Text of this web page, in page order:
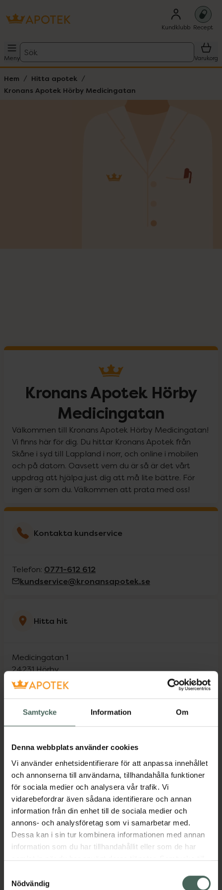
Samtycke Information Om
Denna webbplats använder cookies
Vi använder enhetsidentifierare för att anpassa innehållet
och annonserna till användarna, tillhandahålla funktioner
för sociala medier och analysera vår trafik. Vi
vidarebefordrar även sådana identifierare och annan
information från din enhet till de sociala medier och
annons- och analysföretag som vi samarbetar med.
Dessa kan i sin tur kombinera informationen med annan
information som du har tillhandahållit eller som de har
samlat in när du har använt deras tjänster. Samtycke till
återkalla ditt samtycke via webbplatsens
Nödvändig
Kundklubb Recept
Meny
Sök
Varukorg
Hem
Hitta apotek
Kronans Apotek Hörby Medicingatan
Kronans Apotek Hörby
Medicingatan
Välkommen till Kronans Apotek Hörby Medicingatan!
Vi finns här för dig. Du hittar Kronans Apotek från
Skåne i syd till Lappland i norr, och online i mobilen
och på datorn. Oavsett vem du är så är det vårt
uppdrag att hjälpa just dig att må lite bättre. För
ingen är som du. Välkommen att prata med oss!
Kontakta kundservice
Telefon: 0771-612 612
kundservice@kronansapotek.se
Hitta hit
Medicingatan 1
24231Hörby
Öppettider idag
Måndag 10:00 -
Tisdag 10:00 - 19:00
10:00
Torsdag 10:00- 19:00